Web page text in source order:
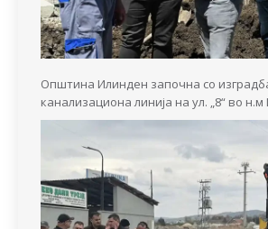
Општина Илинден започна со
канализациона линија на ул. „8“ во